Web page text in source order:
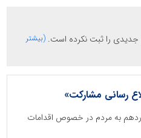
جدیدی را ثبت نکرده است. (بیشتر
رسانی مشارکت»
به مردم در خصوص اقدامات